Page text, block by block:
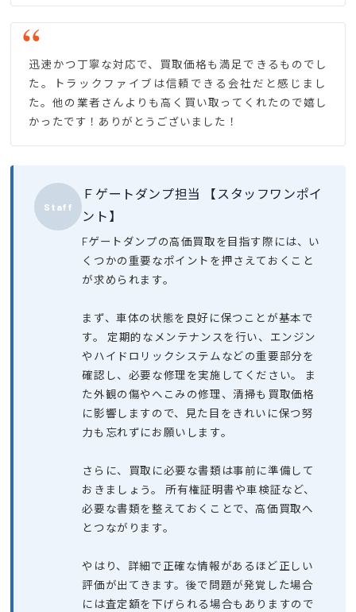
迅速かつ丁寧な対応で、買取価格も満足できるものでし
た。トラックファイブは信頼できる会社だと感じまし
た。他の業者さんよりも高く買い取ってくれたので嬉し
かったです！ありがとうございました！
Staff
Ｆゲートダンプ担当 【スタッフワンポイ
ント】
Fゲートダンプの高価買取を目指す際には、い
くつかの重要なポイントを押さえておくこと
が求められます。
まず、車体の状態を良好に保つことが基本で
す。 定期的なメンテナンスを行い、エンジン
やハイドロリックシステムなどの重要部分を
確認し、必要な修理を実施してください。 ま
た外観の傷やへこみの修理、清掃も買取価格
に影響しますので、見た目をきれいに保つ努
力も忘れずにお願いします。
さらに、買取に必要な書類は事前に準備して
おきましょう。 所有権証明書や車検証など、
必要な書類を整えておくことで、高価買取へ
とつながります。
やはり、詳細で正確な情報があるほど正しい
評価が出てきます。後で問題が発覚した場合
には査定額を下げられる場合もありますので